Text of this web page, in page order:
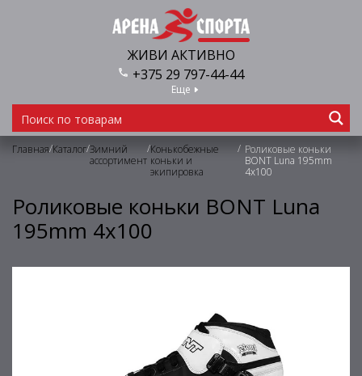
ЖИВИ АКТИВНО
+375 29 797-44-44
Еще
Главная/Каталог/Зимний
ассортимент
/Конькобежные
коньки и
экипировка
/ Роликовые коньки
BONT Luna 195mm
4х100
Роликовые коньки BONT Luna
195mm 4х100